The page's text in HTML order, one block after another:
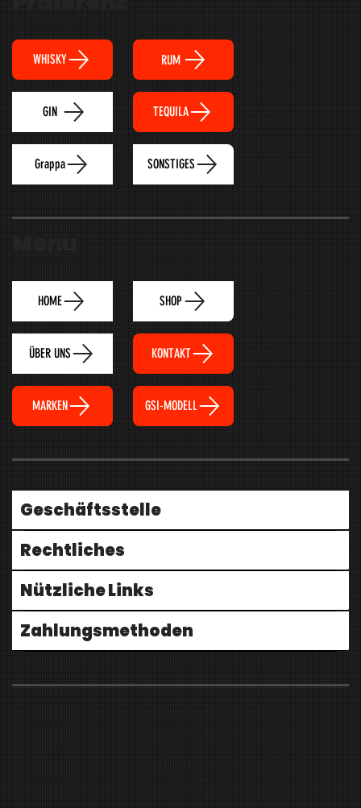
WHISKY
GIN
RUM
Grappa SONSTIGES
TEQUILA
HOME SHOP
ÜBER UNS KONTAKT
MARKEN GSI-MODELL
Geschäftsstelle
Rechtliches
Nützliche Links
Zahlungsmethoden